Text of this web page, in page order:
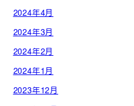
2024年4月
2024年3月
2024年2月
2024年1月
2023年12月